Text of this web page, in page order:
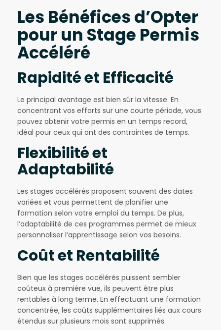
Les Bénéfices d’Opter
pour un Stage Permis
Accéléré
Rapidité et Efficacité
Le principal avantage est bien sûr la vitesse. En
concentrant vos efforts sur une courte période, vous
pouvez obtenir votre permis en un temps record,
idéal pour ceux qui ont des contraintes de temps.
Flexibilité et
Adaptabilité
Les stages accélérés proposent souvent des dates
variées et vous permettent de planifier une
formation selon votre emploi du temps. De plus,
l’adaptabilité de ces programmes permet de mieux
personnaliser l’apprentissage selon vos besoins.
Coût et Rentabilité
Bien que les stages accélérés puissent sembler
coûteux à première vue, ils peuvent être plus
rentables à long terme. En effectuant une formation
concentrée, les coûts supplémentaires liés aux cours
étendus sur plusieurs mois sont supprimés.